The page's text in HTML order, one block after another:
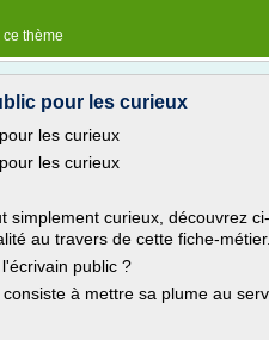
thème
pour les curieux
les curieux
les curieux
simplement curieux, découvrez
au travers de cette fiche-métier.
public ?
à mettre sa plume au